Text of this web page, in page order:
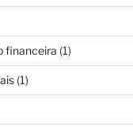
financeira (1)
(1)